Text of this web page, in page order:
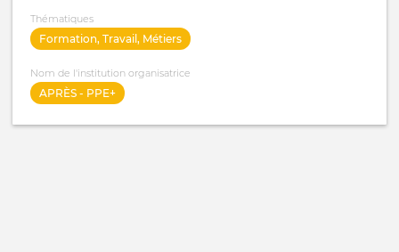
Thématiques
Formation, Travail, Métiers
Nom de l'institution organisatrice
APRÈS - PPE+